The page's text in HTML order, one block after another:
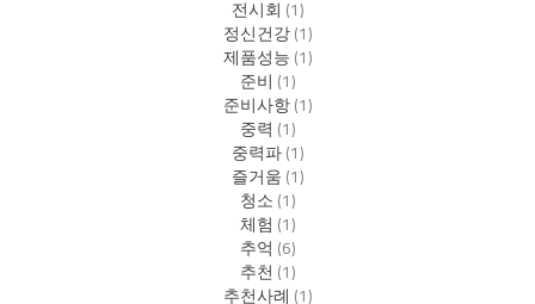
전시회 (1)
정신건강(1)
제품성능(1)
준비 (1)
준비사항(1)
중력 (1)
중력파(1)
즐거움(1)
청소(1)
체험 (1)
추억 (6)
추천(1)
추천사례 (1)